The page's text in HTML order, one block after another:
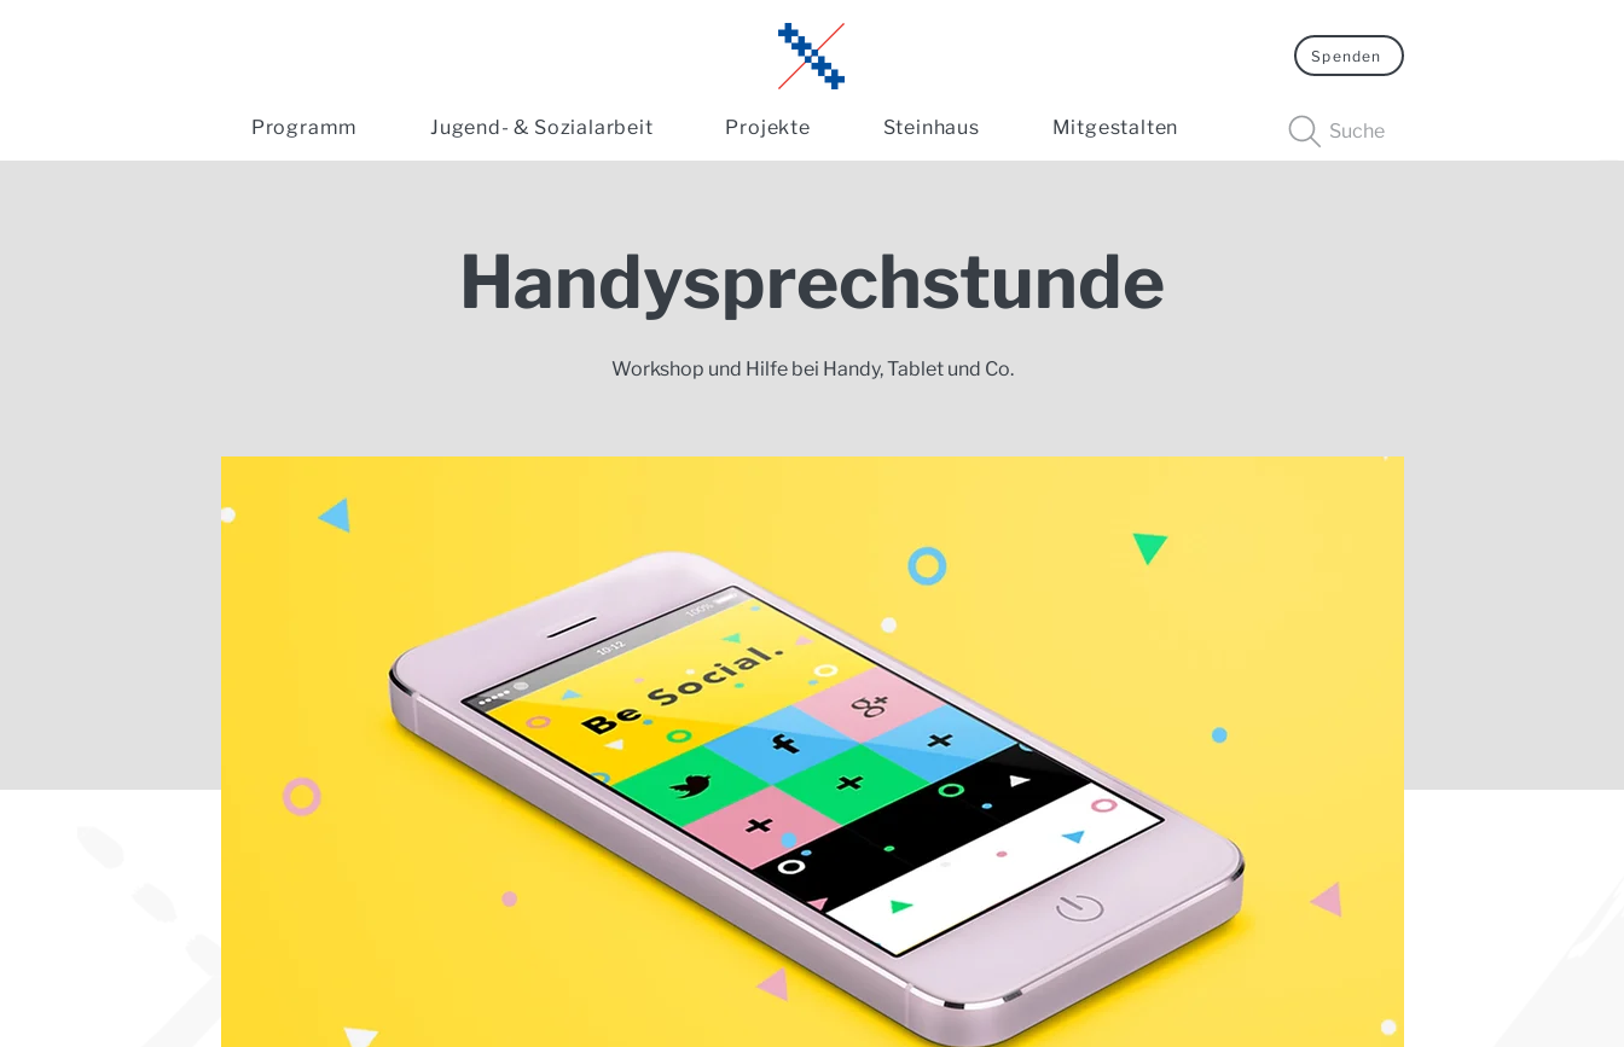
Programm Jugend- & Sozialarbeit Projekte Steinhaus Mitgestalten
Spenden
Suche
Handysprechstunde
Workshop und Hilfe bei Handy, Tablet und Co.